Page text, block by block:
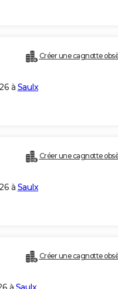
Créer une cagnotte
à Saulx
Créer une cagnotte
à Saulx
Créer une cagnotte